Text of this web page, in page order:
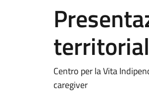
Centro per la Vita
caregiver